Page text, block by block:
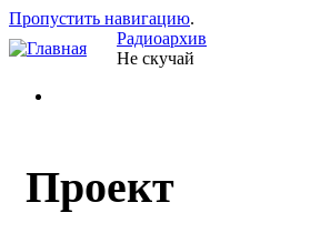
Пропустить навигацию.
Радиоархив
Не скучай
Проект